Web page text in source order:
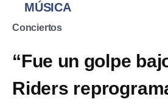
MÚSICA
Conciertos
“Fue un golpe
Riders